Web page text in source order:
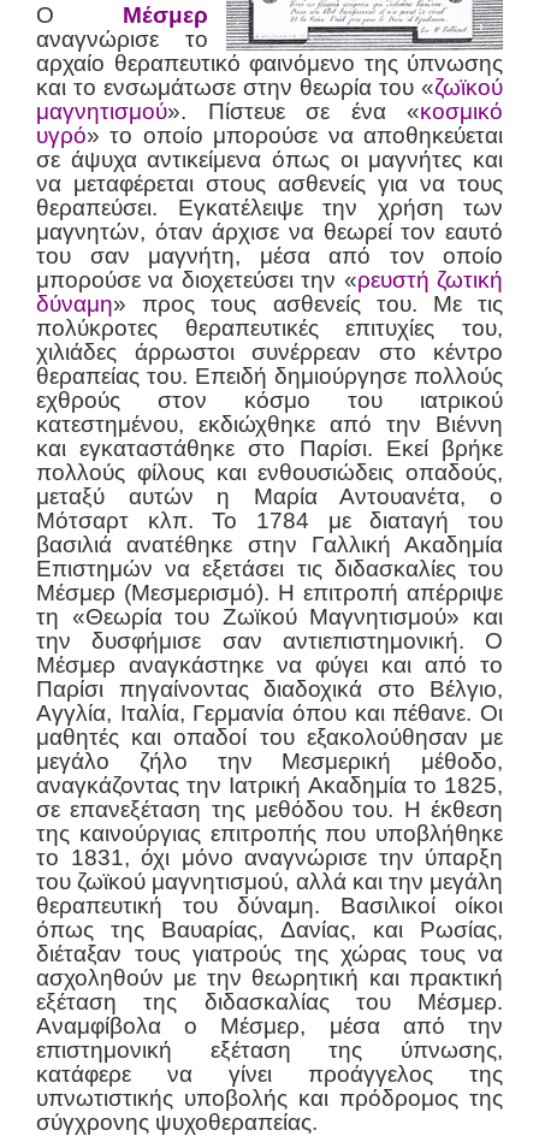
Ο Μέσμερ
αναγνώρισε το
αρχαίο θεραπευτικό φαινόμενο της ύπνωσης
και το ενσωμάτωσε στην θεωρία του «ζωϊκού
μαγνητισμού». Πίστευε σε ένα «κοσμικό
υγρό» το οποίο μπορούσε να αποθηκεύεται
σε άψυχα αντικείμενα όπως οι μαγνήτες και
να μεταφέρεται στους ασθενείς για να τους
θεραπεύσει. Εγκατέλειψε την χρήση των
μαγνητών, όταν άρχισε να θεωρεί τον εαυτό
του σαν μαγνήτη, μέσα από τον οποίο
μπορούσε να διοχετεύσει την «ρευστή ζωτική
δύναμη» προς τους ασθενείς του. Με τις
πολύκροτες θεραπευτικές επιτυχίες του,
χιλιάδες άρρωστοι συνέρρεαν στο κέντρο
θεραπείας του. Επειδή δημιούργησε πολλούς
εχθρούς στον κόσμο του ιατρικού
κατεστημένου, εκδιώχθηκε από την Βιέννη
και εγκαταστάθηκε στο Παρίσι. Εκεί βρήκε
πολλούς φίλους και ενθουσιώδεις οπαδούς,
μεταξύ αυτών η Μαρία Αντουανέτα, ο
Μότσαρτ κλπ. Το 1784 με διαταγή του
βασιλιά ανατέθηκε στην Γαλλική Ακαδημία
Επιστημών να εξετάσει τις διδασκαλίες του
Μέσμερ (Μεσμερισμό). Η επιτροπή απέρριψε
τη «Θεωρία του Ζωϊκού Μαγνητισμού» και
την δυσφήμισε σαν αντιεπιστημονική. Ο
Μέσμερ αναγκάστηκε να φύγει και από το
Παρίσι πηγαίνοντας διαδοχικά στο Βέλγιο,
Αγγλία, Ιταλία, Γερμανία όπου και πέθανε. Οι
μαθητές και οπαδοί του εξακολούθησαν με
μεγάλο ζήλο την Μεσμερική μέθοδο,
αναγκάζοντας την Ιατρική Ακαδημία το 1825,
σε επανεξέταση της μεθόδου του. Η έκθεση
της καινούργιας επιτροπής που υποβλήθηκε
το 1831, όχι μόνο αναγνώρισε την ύπαρξη
του ζωϊκού μαγνητισμού, αλλά και την μεγάλη
θεραπευτική του δύναμη. Βασιλικοί οίκοι
όπως της Βαυαρίας, Δανίας, και Ρωσίας,
διέταξαν τους γιατρούς της χώρας τους να
ασχοληθούν με την θεωρητική και πρακτική
εξέταση της διδασκαλίας του Μέσμερ.
Αναμφίβολα ο Μέσμερ, μέσα από την
επιστημονική εξέταση της ύπνωσης,
κατάφερε να γίνει προάγγελος της
υπνωτιστικής υποβολής και πρόδρομος της
σύγχρονης ψυχοθεραπείας.